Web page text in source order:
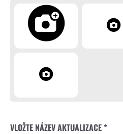
VLOŽTE NÁZEV AKTUALIZACE *